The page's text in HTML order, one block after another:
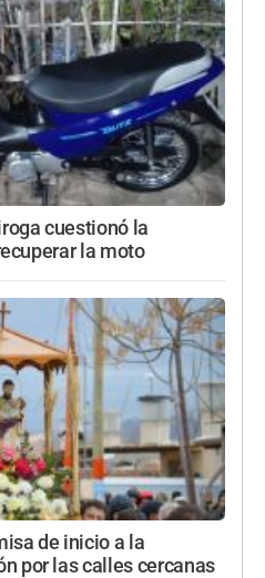
cuestionó la
la moto
de inicio a la
por las calles cercanas